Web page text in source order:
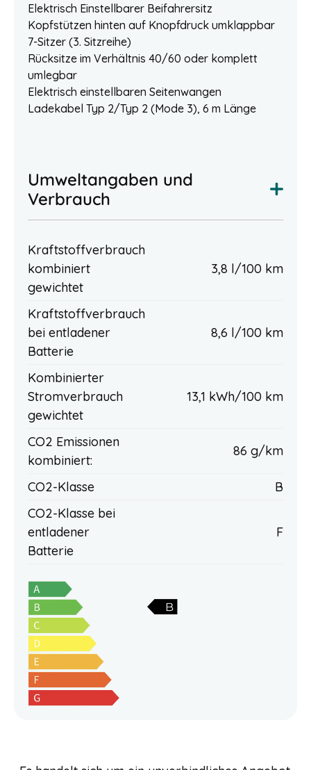
Elektrisch Einstellbarer Beifahrersitz
Kopfstützen hinten auf Knopfdruck umklappbar
7-Sitzer (3. Sitzreihe)
Rücksitze im Verhältnis 40/60 oder komplett
umlegbar
Elektrisch einstellbaren Seitenwangen
Ladekabel Typ 2/Typ 2 (Mode 3), 6 m Länge
Umweltangaben und
Verbrauch
Kraftstoffverbrauch
kombiniert
gewichtet
3,8 l/100 km
Kraftstoffverbrauch
bei entladener
Batterie
8,6 l/100 km
Kombinierter
Stromverbrauch
gewichtet
13,1 kWh/100 km
CO2 Emissionen
kombiniert:
86 g/km
CO2-Klasse
B
CO2-Klasse bei
entladener
Batterie
F